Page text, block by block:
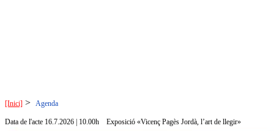
[Inici] > Agenda
Data de l'acte 16.7.2026 | 10.00h Exposició «Vicenç Pagès Jordà, l’art de llegir»